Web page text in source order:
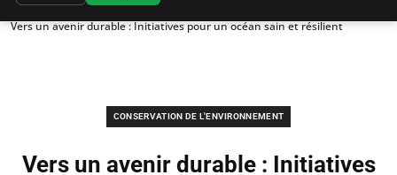
Accueil
Conservation de l'environnement
Vers un avenir durable : Initiatives pour un océan sain et résilient
CONSERVATION DE L'ENVIRONNEMENT
Vers un avenir durable : Initiatives